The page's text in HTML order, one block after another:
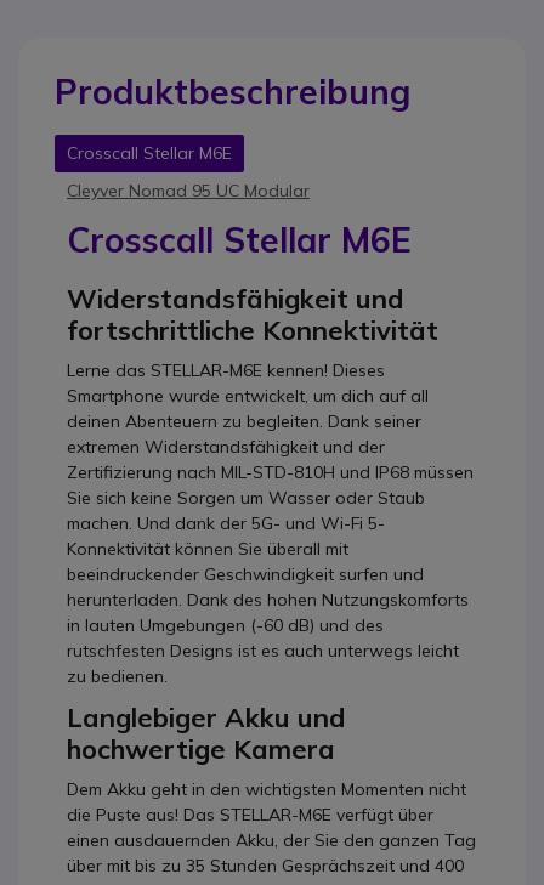
Produktbeschreibung
Crosscall Stellar M6E
Cleyver Nomad 95 UC Modular
Crosscall Stellar M6E
Widerstandsfähigkeit und
fortschrittliche Konnektivität
Lerne das STELLAR-M6E kennen! Dieses
Smartphone wurde entwickelt, um dich auf all
deinen Abenteuern zu begleiten. Dank seiner
extremen Widerstandsfähigkeit und der
Zertifizierung nach MIL-STD-810H und IP68 müssen
Sie sich keine Sorgen um Wasser oder Staub
machen. Und dank der 5G- und Wi-Fi 5-
Konnektivität können Sie überall mit
beeindruckender Geschwindigkeit surfen und
herunterladen. Dank des hohen Nutzungskomforts
in lauten Umgebungen (-60 dB) und des
rutschfesten Designs ist es auch unterwegs leicht
zu bedienen.
Langlebiger Akku und
hochwertige Kamera
Dem Akku geht in den wichtigsten Momenten nicht
die Puste aus! Das STELLAR-M6E verfügt über
einen ausdauernden Akku, der Sie den ganzen Tag
über mit bis zu 35 Stunden Gesprächszeit und 400